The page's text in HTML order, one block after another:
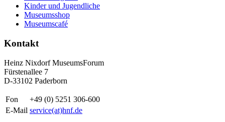
Kinder und Jugendliche
Museumsshop
Museumscafé
Kontakt
Heinz Nixdorf MuseumsForum
Fürstenallee 7
D-33102 Paderborn
Fon
+49 (0) 5251 306-600
E-Mail service(at)hnf.de